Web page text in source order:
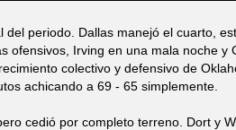
del periodo. Dallas manejó el cuarto,
ofensivos, Irving en una mala noche y
colectivo y defensivo de
achicando a 69 - 65 simplemente.
cedió por completo terreno. Dort y